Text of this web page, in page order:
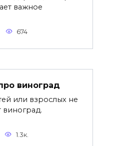
важное
674
виноград
или взрослых не
виноград.
1.3к.